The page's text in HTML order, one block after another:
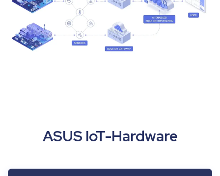
ASUS IoT-Hardware